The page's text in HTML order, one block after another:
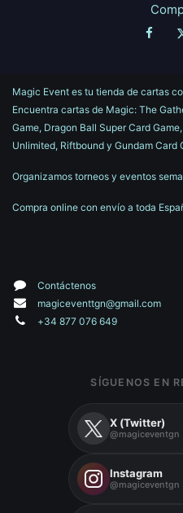
Magic Event es tu tienda de cartas
Encuentra cartas de Magic: The
Game, Dragon Ball Super Card
Unlimited, Riftbound y Gundam Card
Organizamos torneos y eventos
Compra online con envío a toda
Contáctenos
magiceventtgn@gmail.com
+34 877 076 649
SÍGUENOS EN
X (Twitter)
@magiceventgn
Instagram
@magiceventgn